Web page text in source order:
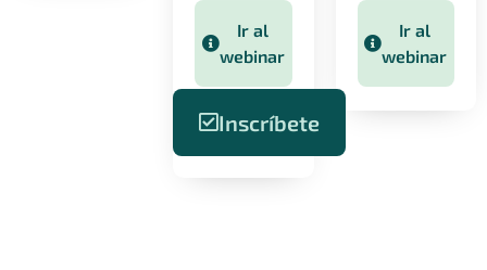
Ir al
webinar
Inscríbete
Ir al
webinar